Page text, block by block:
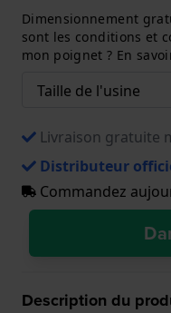
Dimensionnement
sont les conditions et
mon poignet ? En
Livraison gratuite
Distributeur
Commandez
Description du